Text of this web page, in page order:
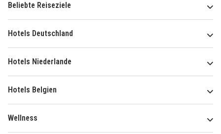
Beliebte Reiseziele
Hotels Deutschland
Hotels Niederlande
Hotels Belgien
Wellness